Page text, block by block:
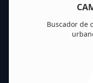
Buscador de